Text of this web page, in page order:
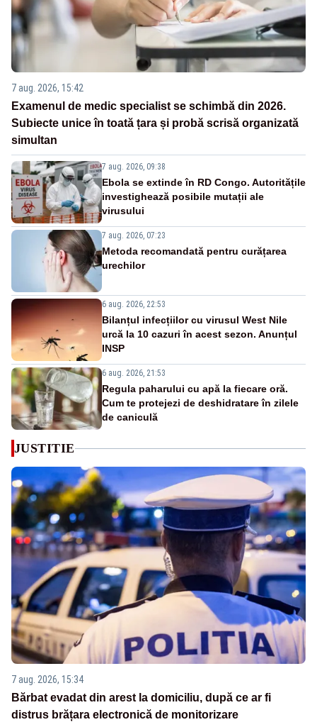
7 aug. 2026, 15:42
Examenul de medic specialist se schimbă din 2026.
Subiecte unice în toată țara și probă scrisă organizată
simultan
7 aug. 2026, 09:38
Ebola se extinde în RD Congo. Autoritățile
investighează posibile mutații ale
virusului
7 aug. 2026, 07:23
Metoda recomandată pentru curățarea
urechilor
6 aug. 2026, 22:53
Bilanțul infecțiilor cu virusul West Nile
urcă la 10 cazuri în acest sezon. Anunțul
INSP
6 aug. 2026, 21:53
Regula paharului cu apă la fiecare oră.
Cum te protejezi de deshidratare în zilele
de caniculă
JUSTITIE
7 aug. 2026, 15:34
Bărbat evadat din arest la domiciliu, după ce ar fi
distrus brățara electronică de monitorizare